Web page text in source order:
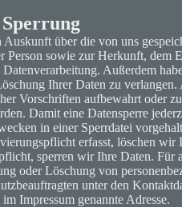
über die von uns
Person sowie zur Herkunft, dem
Außerdem
Ihrer Daten zu verlangen.
Vorschriften aufbewahrt oder
Damit eine Datensperre
in einer Sperrdatei
erfasst, löschen wir
sperren wir Ihre Daten. Für
oder Löschung von
unter den
Impressum genannte Adresse.